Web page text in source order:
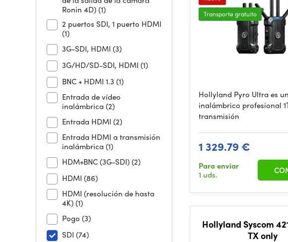
Ronin 4D)(1)
2 puertos SDI, 1 puerto HDMI
(1)
3G-SDI, HDMI (3)
3G/HD/SD-SDI, HDMI (1)
BNC + HDMI 1.3 (1)
Entrada de vídeo
inalámbrica (2)
Entrada HDMI (2)
Entrada HDMI a transmisión
inalámbrica (1)
HDM+BNC (3G-SDI)(2)
HDMI (86)
HDMI (resolución de hasta
4K)(1)
Pogo (3)
SDI (74)
Transporte gratuito
Hollyland Pyro Ultra es
inalámbrico profesional
transmisión
1 329.79 €
Para enviar
1 uds.
Hollyland Syscom
TX only